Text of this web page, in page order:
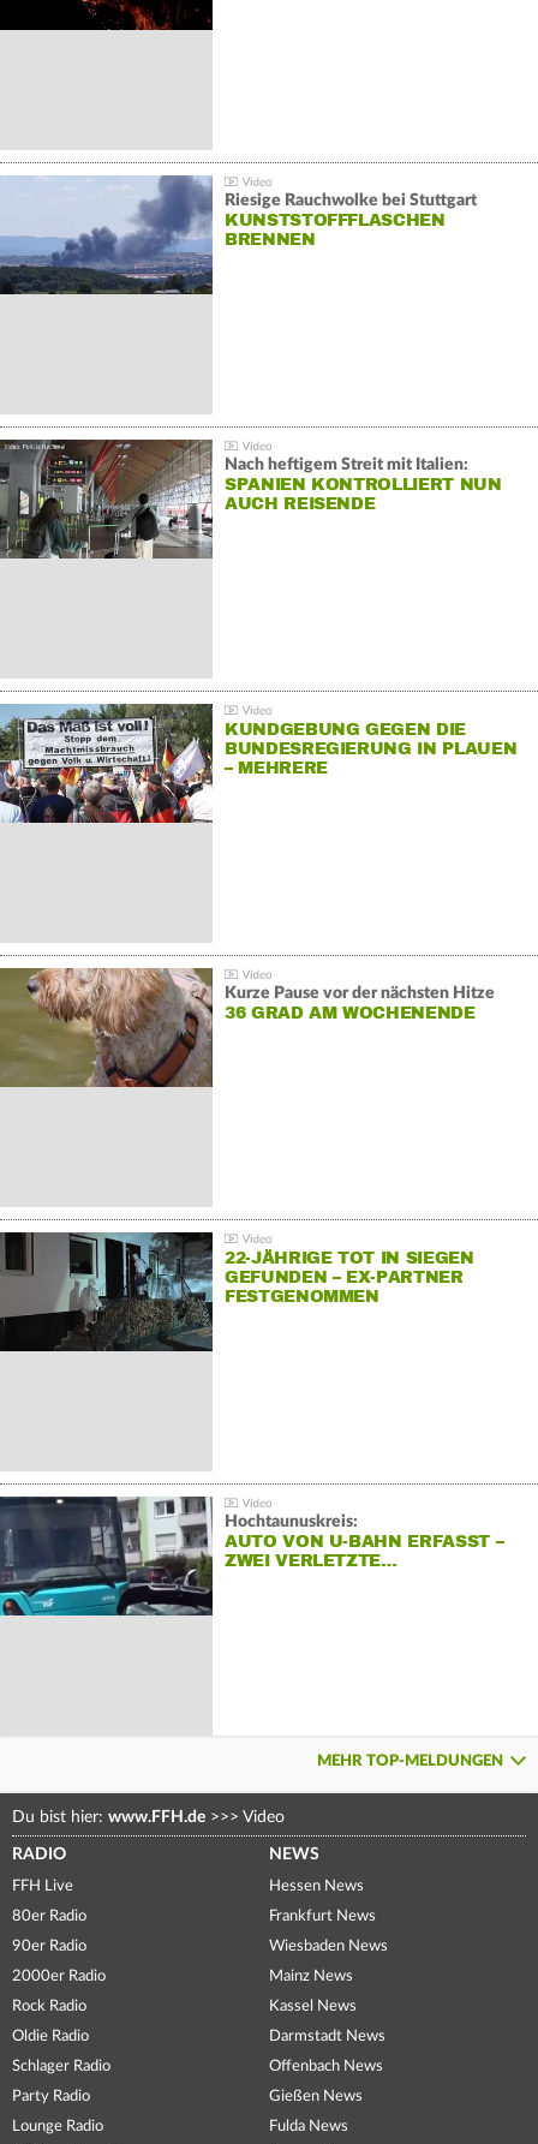
Riesige Rauchwolke bei Stuttgart
KUNSTSTOFFFLASCHEN
BRENNEN
Nach heftigem Streit mit Italien:
SPANIEN KONTROLLIERT NUN
AUCH REISENDE
KUNDGEBUNG GEGEN DIE
BUNDESREGIERUNG IN PLAUEN
– MEHRERE
Kurze Pause vor der nächsten Hitze
36 GRAD AM WOCHENENDE
22-JÄHRIGE TOT IN SIEGEN
GEFUNDEN – EX-PARTNER
FESTGENOMMEN
Hochtaunuskreis:
AUTO VON U-BAHN ERFASST –
ZWEI VERLETZTE…
MEHR TOP-MELDUNGEN
Du bist hier: www.FFH.de >>> Video
RADIO
FFH Live
80er Radio
90er Radio
2000er Radio
Rock Radio
Oldie Radio
Schlager Radio
Party Radio
Lounge Radio
NEWS
Hessen News
Frankfurt News
Wiesbaden News
Mainz News
Kassel News
Darmstadt News
Offenbach News
Gießen News
Fulda News